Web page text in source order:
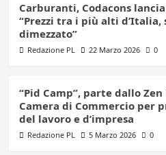
Carburanti, Codacons
“Prezzi tra i più alti d’Italia,
dimezzato”
Redazione PL 22 Marzo 2026 0
“Pid Camp”, parte dallo
Camera di Commercio per
del lavoro e d’impresa
Redazione PL 5 Marzo 2026 0